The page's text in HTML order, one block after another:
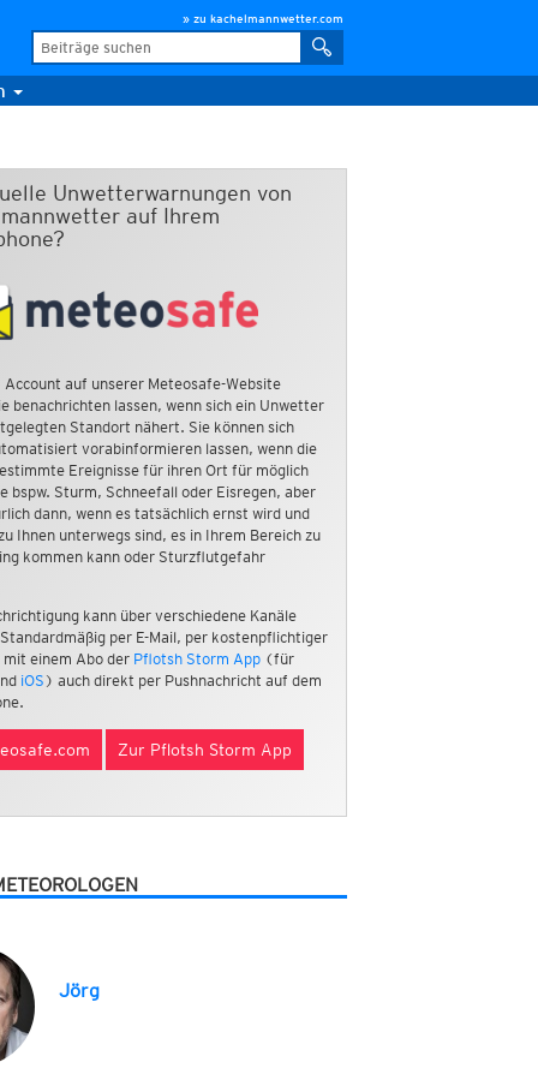
» zu kachelmannwetter.com
Unwetterwarnungen von
auf Ihrem
Account auf unserer Meteosafe-Website
benachrichten lassen, wenn sich ein Unwetter
Standort nähert. Sie können sich
vorabinformieren lassen, wenn die
Ereignisse für ihren Ort für möglich
bspw. Sturm, Schneefall oder Eisregen, aber
dann, wenn es tatsächlich ernst wird und
Ihnen unterwegs sind, es in Ihrem Bereich zu
kommen kann oder Sturzflutgefahr
kann über verschiedene Kanäle
per E-Mail, per kostenpflichtiger
mit einem Abo der Pflotsh Storm App(für
iOS ) auch direkt per Pushnachricht auf dem
Zur Pflotsh Storm App
Jörg